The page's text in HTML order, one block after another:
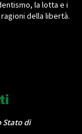
la lotta e i
della libertà.
Stato di